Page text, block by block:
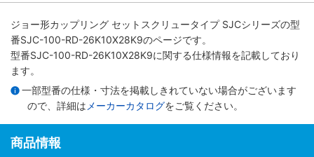
ジョー形カップリング セットスクリュータイプ SJCシリーズの型
番SJC-100-RD-26K10X28K9のページです。
型番SJC-100-RD-26K10X28K9に関する仕様情報を記載しており
ます。
一部型番の仕様・寸法を掲載しきれていない場合がございます
ので、詳細は メーカーカタログをご覧ください。
商品情報